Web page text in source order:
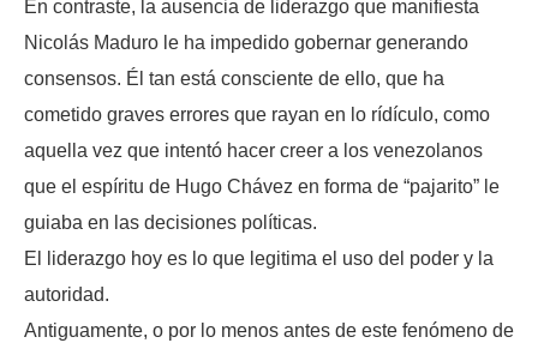
En contraste, la ausencia de liderazgo que manifiesta
Nicolás Maduro le ha impedido gobernar generando
consensos. Él tan está consciente de ello, que ha
cometido graves errores que rayan en lo rídículo, como
aquella vez que intentó hacer creer a los venezolanos
que el espíritu de Hugo Chávez en forma de “pajarito” le
guiaba en las decisiones políticas.
El liderazgo hoy es lo que legitima el uso del poder y la
autoridad.
Antiguamente, o por lo menos antes de este fenómeno de